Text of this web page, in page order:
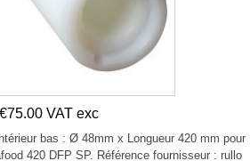
€75.00 VAT exc
bas : Ø 48mm x Longueur 420 mm pour
420 DFP SP. Référence fournisseur : rullo